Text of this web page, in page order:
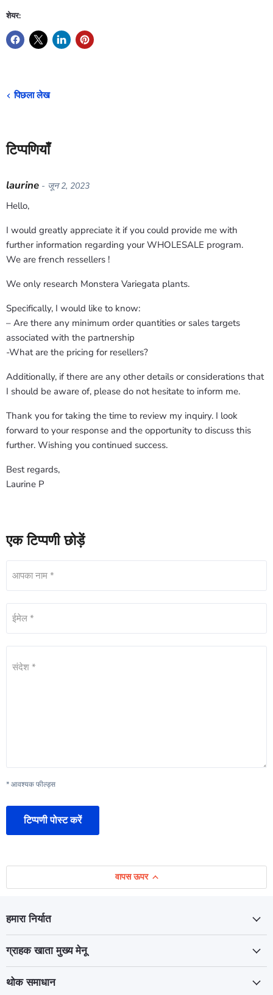
शेयर:
पिछला लेख
टिप्पणियाँ
laurine - जून 2, 2023
Hello,
I would greatly appreciate it if you could provide me with
further information regarding your WHOLESALE program.
We are french ressellers !
We only research Monstera Variegata plants.
Specifically, I would like to know:
– Are there any minimum order quantities or sales targets
associated with the partnership
-What are the pricing for resellers?
Additionally, if there are any other details or considerations that
I should be aware of, please do not hesitate to inform me.
Thank you for taking the time to review my inquiry. I look
forward to your response and the opportunity to discuss this
further. Wishing you continued success.
Best regards,
Laurine P
एक टिप्पणी छोड़ें
आपका नाम *
ईमेल *
संदेश *
* आवश्यक फील्ड्स
टिप्पणी पोस्ट करें
वापस ऊपर
हमारा निर्यात
ग्राहक खाता मुख्य मेनू
थोक समाधान